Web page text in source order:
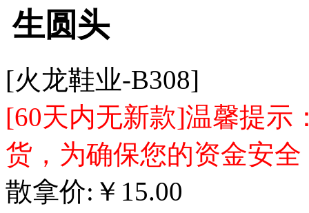
生圆头
[火龙鞋业-B308]
[60天内无新款]温馨提示
货，为确保您的资金安
散拿价: ￥ 15.00